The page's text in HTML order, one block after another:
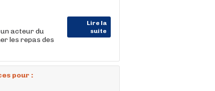
Lire la
suite
un acteur du
les repas des
pour :